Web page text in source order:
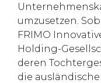
umzusetzen.
FRIMO
Holding-
deren
die